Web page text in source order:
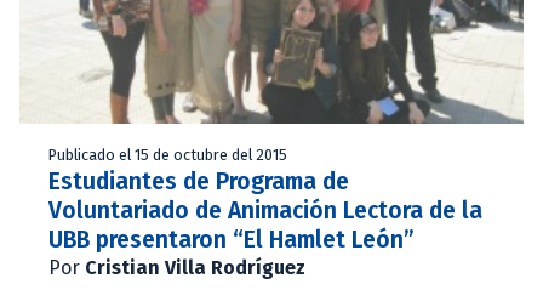
Publicado el 15 de octubre del 2015
Estudiantes de Programa de
Voluntariado de Animación Lectora de la
UBB presentaron “El Hamlet León”
Por Cristian Villa Rodríguez